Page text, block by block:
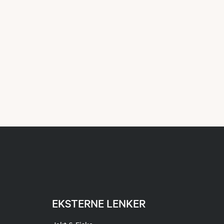
EKSTERNE LENKER